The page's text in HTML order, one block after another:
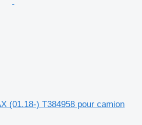
(01.18-) T384958 pour camion